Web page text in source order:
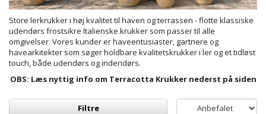
Store lerkrukker i høj kvalitet til haven og terrassen - flotte klassiske
udendørs frostsikre Italienske krukker som passer til alle
omgivelser. Vores kunder er haveentusiaster, gartnere og
havearkitekter som søger holdbare kvalitetskrukker i ler og et tidløst
touch, både udendørs og indendørs.
OBS: Læs nyttig info om Terracotta Krukker nederst på siden
Filtre